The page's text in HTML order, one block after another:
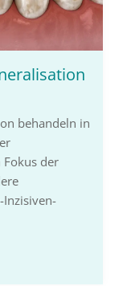
behandeln in
der